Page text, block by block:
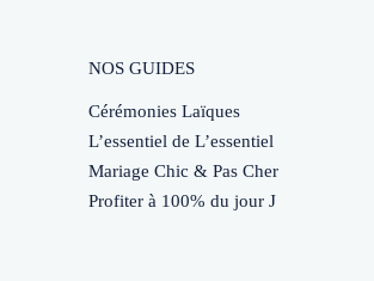
NOS GUIDES
Cérémonies Laïques
L’essentiel de L’essentiel
Mariage Chic & Pas Cher
Profiter à 100% du jour J